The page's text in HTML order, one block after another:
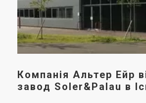
Компанія Альтер Ейр
завод Soler&Palau в